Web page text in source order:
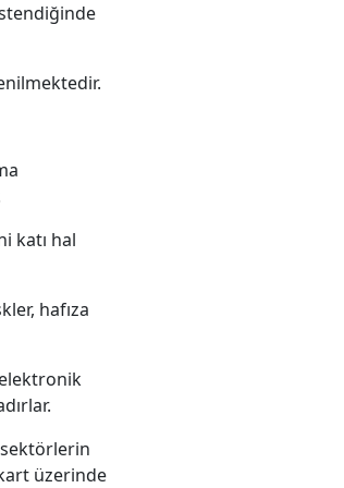
katı hal
hafıza
üzerinde